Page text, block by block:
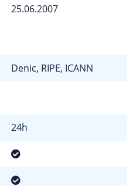
25.06.2007
Denic, RIPE, ICANN
24h